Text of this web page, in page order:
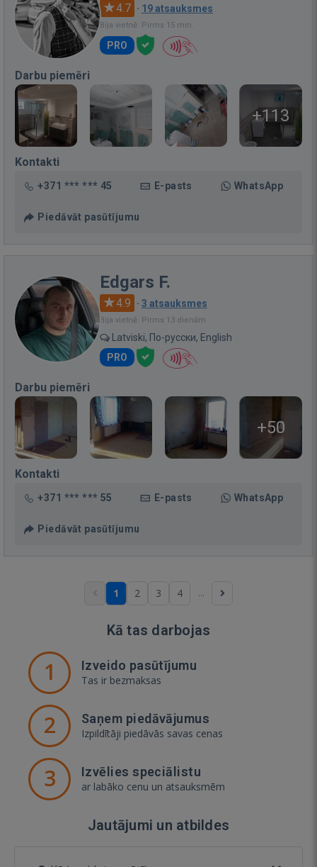
4.7 · 19 atsauksmes
Bija vietnē: Pirms 15 min.
PRO
Darbu piemēri
+113
Kontakti
+371 *** *** 45 E-pasts WhatsApp
Piedāvāt pasūtījumu
Edgars F.
4.9 · 3 atsauksmes
Bija vietnē: Pirms 13 dienām
Latviski, По-русски, English
PRO
Darbu piemēri
+50
Kontakti
+371 *** *** 55 E-pasts WhatsApp
Piedāvāt pasūtījumu
1 2 3 4 ...
Kā tas darbojas
1 Izveido pasūtījumu
Tas ir bezmaksas
2 Saņem piedāvājumus
Izpildītāji piedāvās savas cenas
3 Izvēlies speciālistu
ar labāko cenu un atsauksmēm
Jautājumi un atbildes